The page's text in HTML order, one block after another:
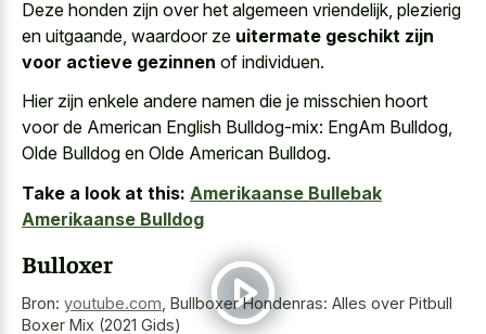
Deze honden zijn over het algemeen vriendelijk, plezierig
en uitgaande, waardoor ze uitermate geschikt zijn
voor actieve gezinnen of individuen.
Hier zijn enkele andere namen die je misschien hoort
voor de American English Bulldog-mix: EngAm Bulldog,
Olde Bulldog en Olde American Bulldog.
Take a look at this: Amerikaanse Bullebak
Amerikaanse Bulldog
Bulloxer
Bron: youtube.com Bullboxer Hondenras: Alles over Pitbull
Boxer Mix (2021 Gids)